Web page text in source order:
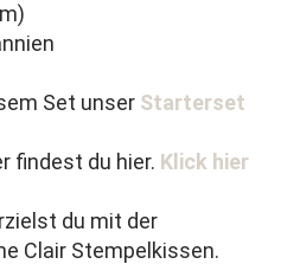
Set unser Starterset
findest du hier. Klick hier
du mit der
Clair Stempelkissen.